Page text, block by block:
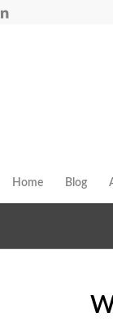
Home Blog